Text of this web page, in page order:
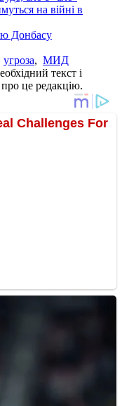
на війні в
Донбасу
угроза, МИД
текст і
це редакцію.